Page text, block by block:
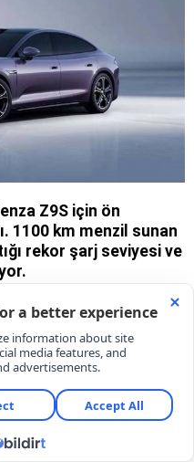
Z9S için ön
1100 km menzil sunan
rekor şarj seviyesi ve
KARAR